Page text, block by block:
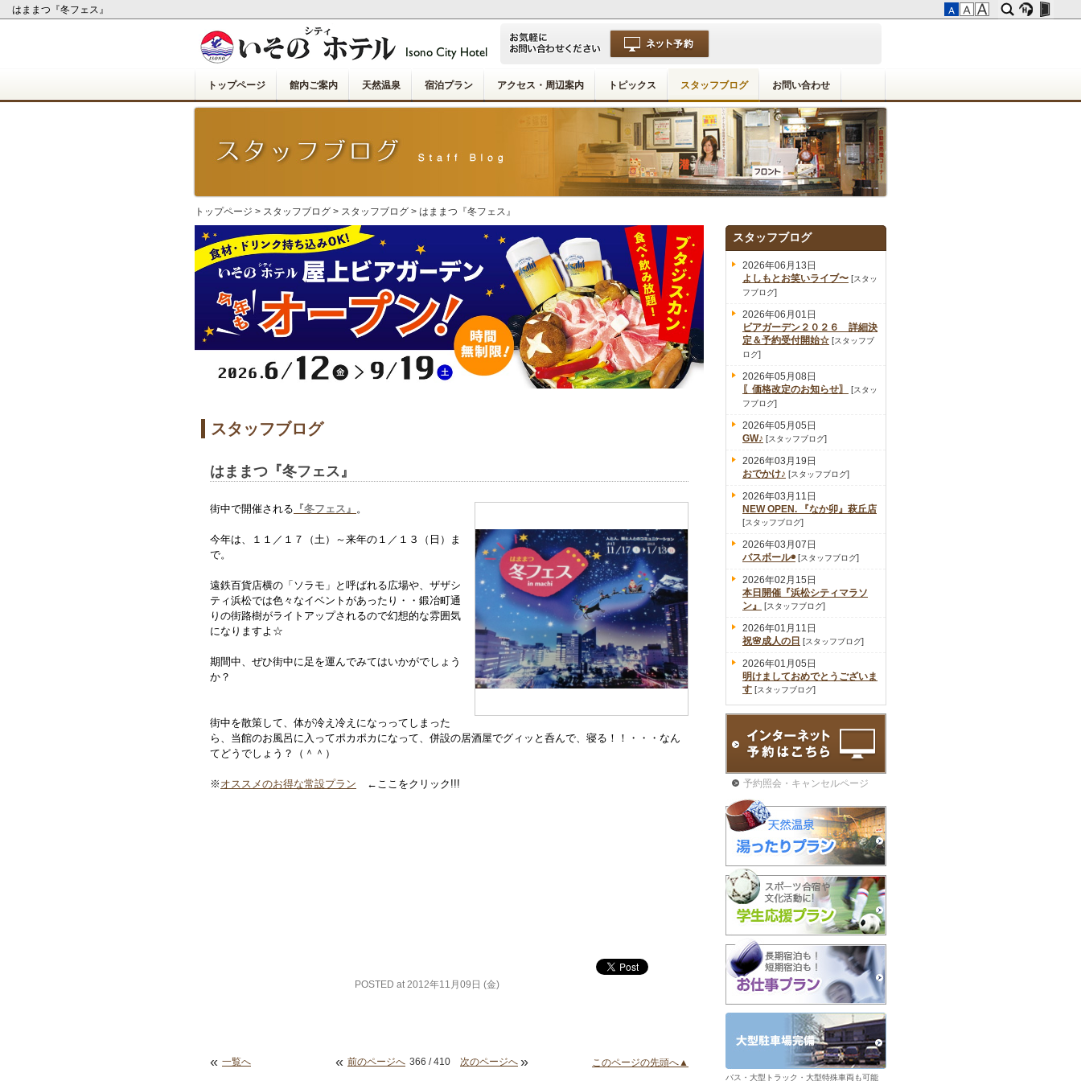
はままつ『冬フェス』
トップページ 館内ご案内 天然温泉 宿泊プラン アクセス・周辺案内 トピックス スタッフブログ お問い合わせ
トップページ > スタッフブログ > スタッフブログ > はままつ『冬フェス』
スタッフブログ
はままつ『冬フェス』
街中で開催される 『冬フェス』 。
今年は、１１／１７（土）～来年の１／１３（日）ま
で。
遠鉄百貨店横の「ソラモ」と呼ばれる広場や、ザザシ
ティ浜松では色々なイベントがあったり・・鍛冶町通
りの街路樹がライトアップされるので幻想的な雰囲気
になりますよ☆
期間中、ぜひ街中に足を運んでみてはいかがでしょう
か？
街中を散策して、体が冷え冷えになっってしまった
ら、当館のお風呂に入ってポカポカになって、併設の居酒屋でグィッと呑んで、寝る！！・・・なん
てどうでしょう？（＾＾）
※ オススメのお得な常設プラン ←ここをクリック!!!
POSTED at 2012年11月09日 (金)
« 一覧へ « 前のページへ 366 / 410 次のページへ » このページの先頭へ▲
スタッフブログ
2026年06月13日
よしもとお笑いライブ〜 [スタッ
フブログ]
2026年06月01日
ビアガーデン２０２６ 詳細決
定＆予約受付開始☆ [スタッフブ
ログ]
2026年05月08日
〖価格改定のお知らせ〗
[スタッ
フブログ]
2026年05月05日
GW♪ [スタッフブログ]
2026年03月19日
おでかけ♪ [スタッフブログ]
2026年03月11日
NEW OPEN. 『なか卯』萩丘店
[スタッフブログ]
2026年03月07日
バスボール◉ [スタッフブログ]
2026年02月15日
本日開催『浜松シティマラソ
ン』
[スタッフブログ]
2026年01月11日
祝🌸成人の日 [スタッフブログ]
2026年01月05日
明けましておめでとうございま
す [スタッフブログ]
予約照会・キャンセルページ
バス・大型トラック・大型特殊車両も可能